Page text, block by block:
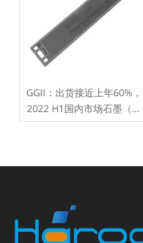
GGII：出货接近上年60%，
2022 H1国内市场石墨（含
复合）板出货TOP5